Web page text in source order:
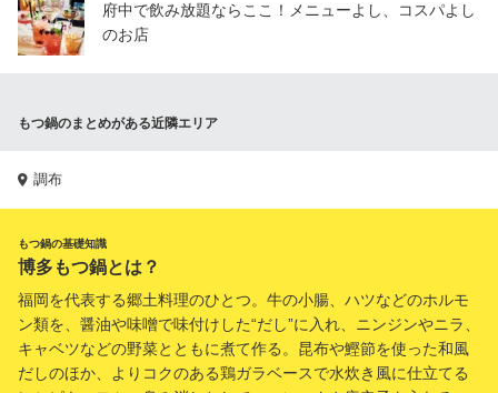
府中で飲み放題ならここ！メニューよし、コスパよし
のお店
もつ鍋のまとめがある近隣エリア
調布
もつ鍋の基礎知識
博多もつ鍋とは？
福岡を代表する郷土料理のひとつ。牛の小腸、ハツなどのホルモ
ン類を、醤油や味噌で味付けした“だし”に入れ、ニンジンやニラ、
キャベツなどの野菜とともに煮て作る。昆布や鰹節を使った和風
だしのほか、よりコクのある鶏ガラベースで水炊き風に仕立てる